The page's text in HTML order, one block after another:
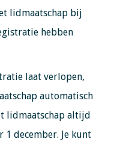
lidmaatschap bij
hebben
laat verlopen,
automatisch
lidmaatschap altijd
december. Je kunt